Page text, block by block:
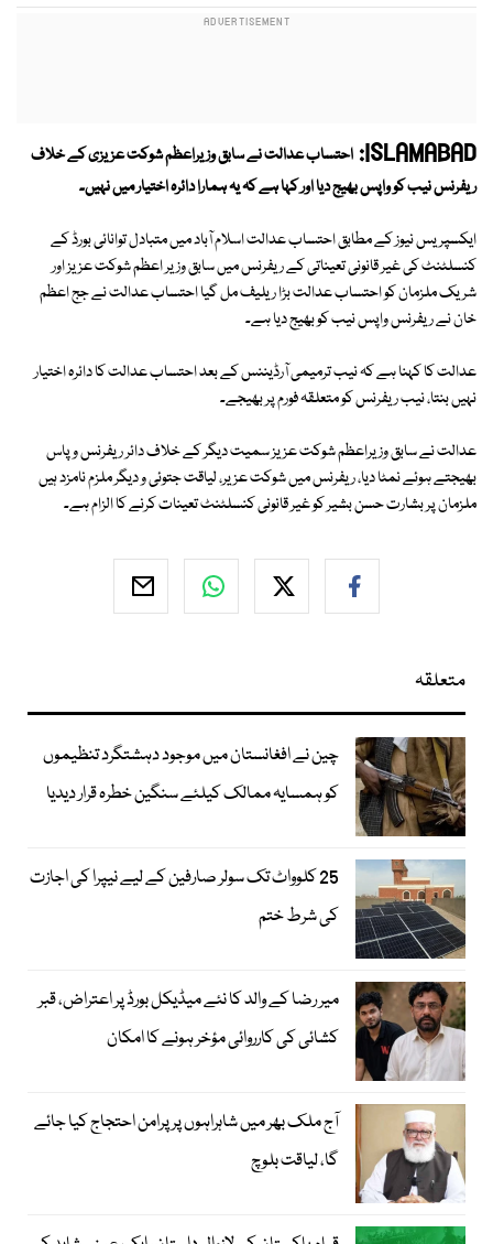
ISLAMABAD: احتساب عدالت نے سابق وزیراعظم شوکت عزیزی کے خلاف
ریفرنس نیب کو واپس بھیج دیا اور کہا ہے کہ یہ ہمارا دائرہ اختیار میں نہیں۔
ایکسپریس نیوز کے مطابق احتساب عدالت اسلام آباد میں متبادل توانائی بورڈ کے
کنسلٹنٹ کی غیر قانونی تعیناتی کے ریفرنس میں سابق وزیر اعظم شوکت عزیز اور
شریک ملزمان کو احتساب عدالت بڑا ریلیف مل گیا احتساب عدالت نے جج اعظم
خان نے ریفرنس واپس نیب کو بھیج دیا ہے۔
عدالت کا کہنا ہے کہ نیب ترمیمی آرڈیننس کے بعد احتساب عدالت کا دائرہ اختیار
نہیں بنتا، نیب ریفرنس کو متعلقہ فورم پر بھیجے۔
عدالت نے سابق وزیراعظم شوکت عزیز سمیت دیگر کے خلاف دائر ریفرنس وپاس
بھیجتے ہوئے نمٹا دیا، ریفرنس میں شوکت عزیر، لیاقت جتوئی و دیگر ملزم نامزد ہیں
ملزمان پر بشارت حسن بشیر کو غیر قانونی کنسلٹنٹ تعینات کرنے کا الزام ہے۔
متعلقہ
چین نے افغانستان میں موجود دہشتگرد تنظیموں
کو ہمسایہ ممالک کیلئے سنگین خطرہ قرار دیدیا
25 کلوواٹ تک سولر صارفین کے لیے نیپرا کی اجازت
کی شرط ختم
میر رضا کے والد کا نئے میڈیکل بورڈ پر اعتراض، قبر
کشائی کی کارروائی مؤخر ہونے کا امکان
آج ملک بھر میں شاہراہوں پر پرامن احتجاج کیا جائے
گا، لیاقت بلوچ